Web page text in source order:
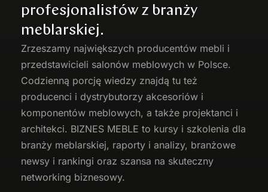
profesjonalistów z branży
meblarskiej.
Zrzeszamy największych producentów mebli i
przedstawicieli salonów meblowych w Polsce.
Codzienną porcję wiedzy znajdą tu też
producenci i dystrybutorzy akcesoriów i
komponentów meblowych, a także projektanci i
architekci. BIZNES MEBLE to kursy i szkolenia dla
branży meblarskiej, raporty i analizy, branżowe
newsy i rankingi oraz szansa na skuteczny
networking biznesowy.